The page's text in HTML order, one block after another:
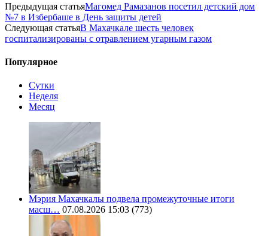
Предыдущая статьяМагомед Рамазанов посетил детский дом
№7 в Избербаше в День защиты детей
Следующая статьяВ Махачкале шесть человек
госпитализированы с отравлением угарным газом
Популярное
Сутки
Неделя
Месяц
Мэрия Махачкалы подвела промежуточные итоги
масш… 07.08.2026 15:03 (773)